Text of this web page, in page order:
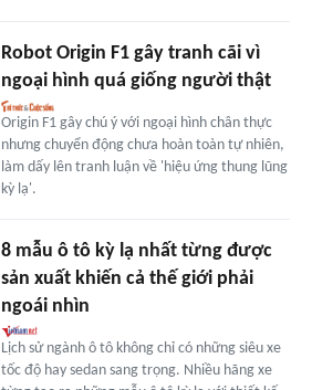
Robot Origin F1 gây tranh cãi vì
ngoại hình quá giống người thật
Origin F1 gây chú ý với ngoại hình chân thực
nhưng chuyển động chưa hoàn toàn tự nhiên,
làm dấy lên tranh luận về 'hiệu ứng thung lũng
kỳ lạ'.
8 mẫu ô tô kỳ lạ nhất từng được
sản xuất khiến cả thế giới phải
ngoái nhìn
Lịch sử ngành ô tô không chỉ có những siêu xe
tốc độ hay sedan sang trọng. Nhiều hãng xe